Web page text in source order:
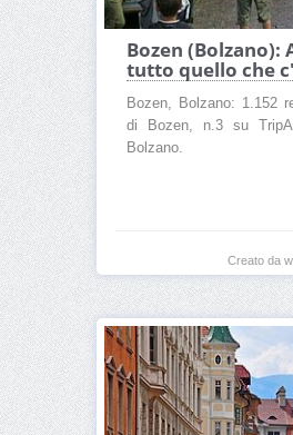
Bozen (Bolzano):
tutto quello che
Bozen, Bolzano: 1.152
di Bozen, n.3 su
Bolzano.
Creato da